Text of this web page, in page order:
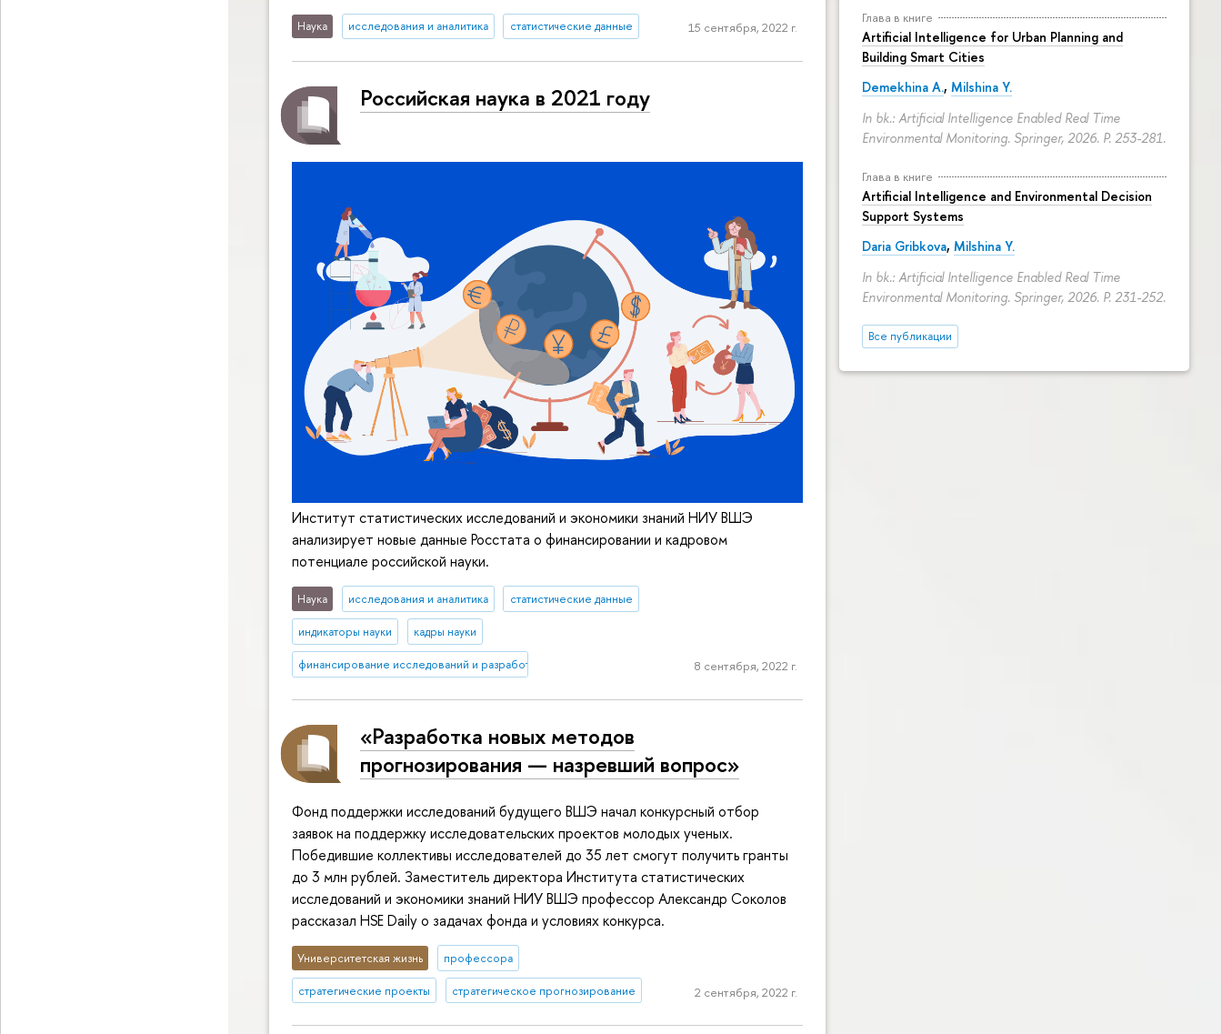
Глава в книге
Artificial Intelligence for Urban Planning and
Building Smart Cities
Demekhina A., Milshina Y.
In bk.: Artificial Intelligence Enabled Real Time
Environmental Monitoring. Springer, 2026. P. 253-281.
Глава в книге
Artificial Intelligence and Environmental Decision
Support Systems
Daria Gribkova, Milshina Y.
In bk.: Artificial Intelligence Enabled Real Time
Environmental Monitoring. Springer, 2026. P. 231-252.
Все публикации
Наука исследования и аналитика статистические данные 15 сентября, 2022 г.
Российская наука в 2021 году
Институт статистических исследований и экономики знаний НИУ ВШЭ
анализирует новые данные Росстата о финансировании и кадровом
потенциале российской науки.
Наука исследования и аналитика статистические данные
индикаторы науки кадры науки
финансирование исследований и разработок 8 сентября, 2022 г.
«Разработка новых методов
прогнозирования — назревший вопрос»
Фонд поддержки исследований будущего ВШЭ начал конкурсный отбор
заявок на поддержку исследовательских проектов молодых ученых.
Победившие коллективы исследователей до 35 лет смогут получить гранты
до 3 млн рублей. Заместитель директора Института статистических
исследований и экономики знаний НИУ ВШЭ профессор Александр Соколов
рассказал HSE Daily о задачах фонда и условиях конкурса.
Университетская жизнь профессора
стратегические проекты стратегическое прогнозирование 2 сентября, 2022 г.